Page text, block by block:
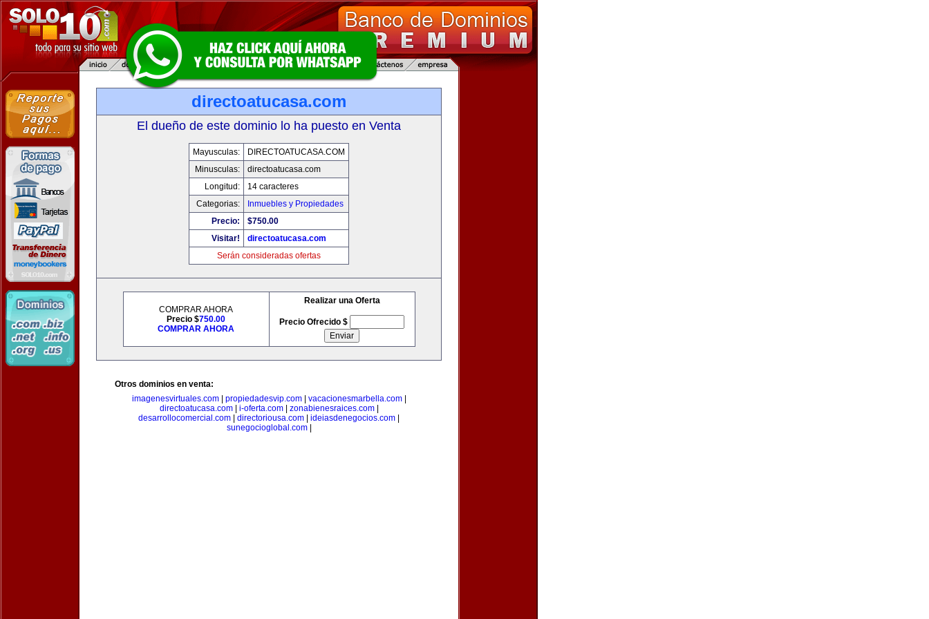
directoatucasa.com
El dueño de este dominio lo ha puesto en Venta
Mayusculas:
DIRECTOATUCASA.COM
Minusculas:
directoatucasa.com
Longitud:
14 caracteres
Categorias:
Inmuebles y Propiedades
Precio:
$750.00
Visitar!
directoatucasa.com
Serán consideradas ofertas
COMPRAR AHORA
Precio $750.00
COMPRAR AHORA
Realizar una Oferta
Precio Ofrecido $
Otros dominios en venta:
imagenesvirtuales.com| propiedadesvip.com| vacacionesmarbella.com|
directoatucasa.com| i-oferta.com| zonabienesraices.com|
desarrollocomercial.com
directoriousa.com ideiasdenegocios.com
sunegocioglobal.com|